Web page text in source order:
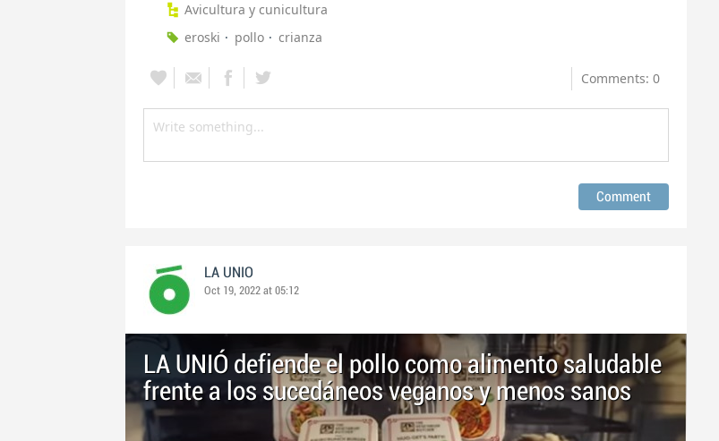
Avicultura y cunicultura
eroski
pollo crianza
Comments: 0
LA UNIO
Oct 19, 2022 at 05:12
LA UNIÓ defiende el pollo como alimento saludable
frente a los sucedáneos veganos y menos sanos